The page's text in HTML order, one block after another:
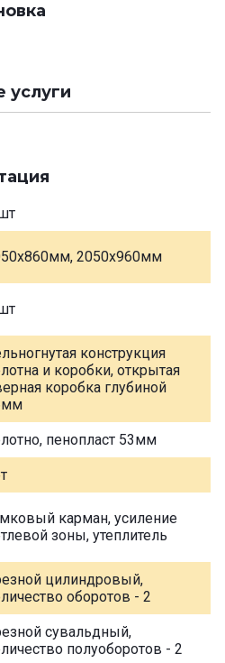
услуги
2050х960мм
конструкция
и коробки, открытая
коробка глубиной
пенопласт 53мм
карман, усиление
зоны, утеплитель
цилиндровый,
оборотов - 2
сувальдный,
полуоборотов - 2